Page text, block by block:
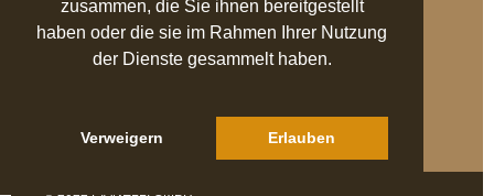
zusammen, die Sie ihnen bereitgestellt
haben oder die sie im Rahmen Ihrer Nutzung
der Dienste gesammelt haben.
Verweigern Erlauben
SEHR GUT
idealo.de, trustedshops.de
Hinweis zu den Bewertungen
© 2022 PIANELLI GMBH